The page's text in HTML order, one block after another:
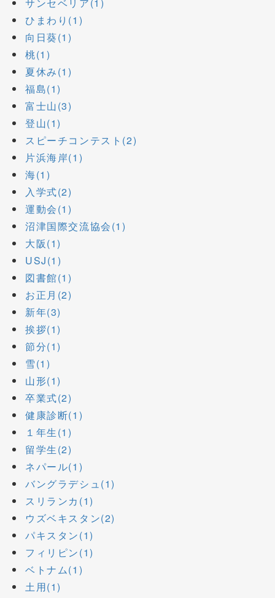
サンセベリア(1)
ひまわり(1)
向日葵(1)
桃(1)
夏休み(1)
福島(1)
富士山(3)
登山(1)
スピーチコンテスト(2)
片浜海岸(1)
海(1)
入学式(2)
運動会(1)
沼津国際交流協会(1)
大阪(1)
USJ(1)
図書館(1)
お正月(2)
新年(3)
挨拶(1)
節分(1)
雪(1)
山形(1)
卒業式(2)
健康診断(1)
１年生(1)
留学生(2)
ネパール(1)
バングラデシュ(1)
スリランカ(1)
ウズベキスタン(2)
パキスタン(1)
フィリピン(1)
ベトナム(1)
土用(1)